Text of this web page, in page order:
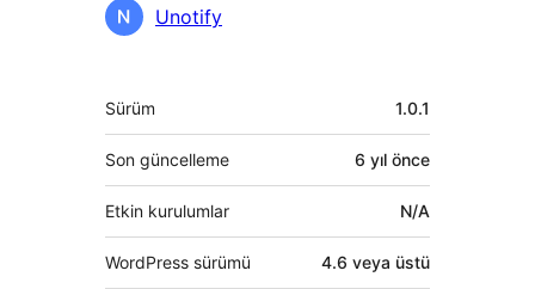
KatkıdaUnotify
Meta
Sürüm 1.0.1
Son güncelleme 6 yıl önce
Etkin kurulumlar N/A
WordPress sürümü 4.6 veya üstü